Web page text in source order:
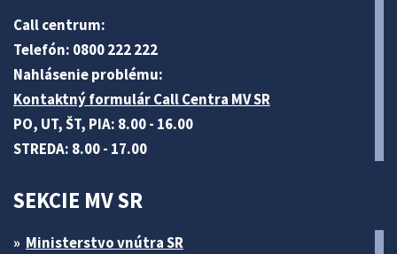
Call centrum:
Telefón: 0800 222 222
Nahlásenie problému:
Kontaktný formulár Call Centra MV SR
PO, UT, ŠT, PIA: 8.00 - 16.00
STREDA: 8.00 - 17.00
SEKCIE MV SR
Ministerstvo vnútra SR